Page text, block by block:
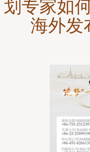
划专家如
海外发